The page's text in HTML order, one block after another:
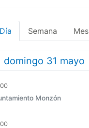
Día Semana Mes
domingo 31 mayo
Monzón